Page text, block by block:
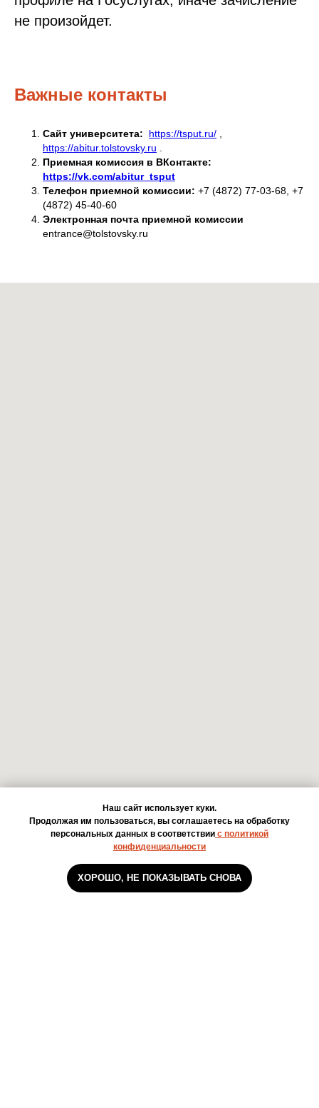
Наш сайт использует куки.
Продолжая им пользоваться, вы соглашаетесь на обработку
персональных данных в соответствии с политикой
конфиденциальности
ХОРОШО, НЕ ПОКАЗЫВАТЬ СНОВА
не произойдет.
Важные контакты
Сайт университета: https://tsput.ru/ ,
https://abitur.tolstovsky.ru .
Приемная комиссия в ВКонтакте:
https://vk.com/abitur_tsput
Телефон приемной комиссии: +7 (4872) 77-03-68, +7
(4872) 45-40-60
Электронная почта приемной комиссии
entrance@tolstovsky.ru